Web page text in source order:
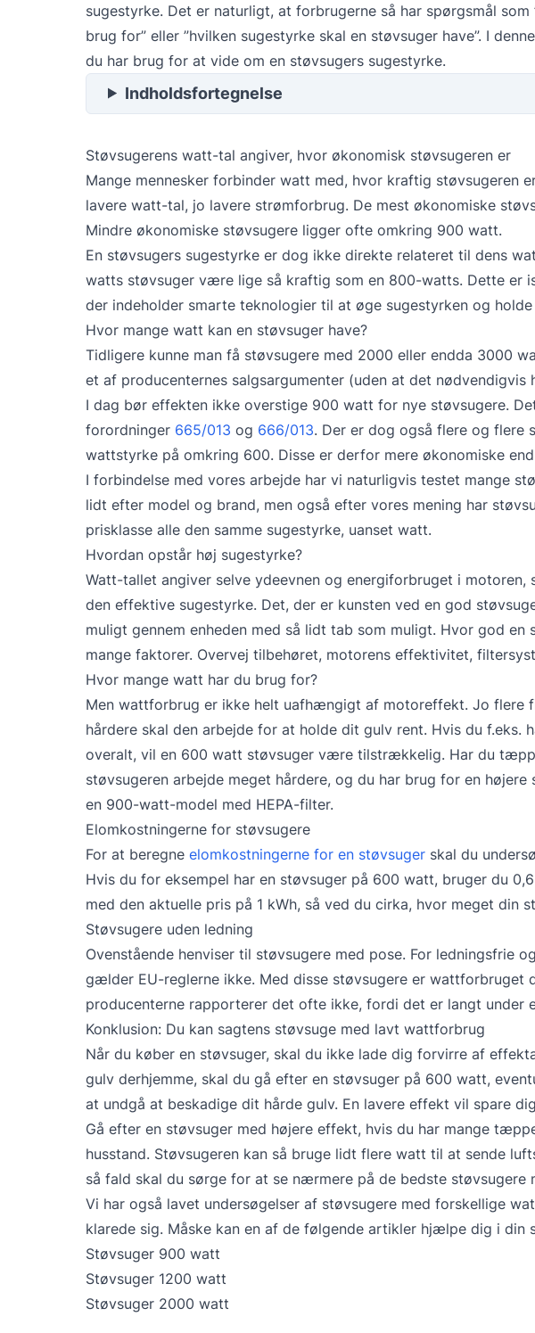
sugestyrke. Det er naturligt, at forbrugerne så har spørgsmål
brug for” eller ”hvilken sugestyrke skal en støvsuger have”. I
du har brug for at vide om en støvsugers sugestyrke.
Indholdsfortegnelse
Støvsugerens watt-tal angiver, hvor økonomisk støvsugeren er
Mange mennesker forbinder watt med, hvor kraftig støvsugeren
lavere watt-tal, jo lavere strømforbrug. De mest økonomiske
Mindre økonomiske støvsugere ligger ofte omkring 900 watt.
En støvsugers sugestyrke er dog ikke direkte relateret til dens
watts støvsuger være lige så kraftig som en 800-watts. Dette er
der indeholder smarte teknologier til at øge sugestyrken og
Hvor mange watt kan en støvsuger have?
Tidligere kunne man få støvsugere med 2000 eller endda 3000
et af producenternes salgsargumenter (uden at det nødvendigvis
I dag bør effekten ikke overstige 900 watt for nye støvsugere.
forordninger 665/013 og 666/013. Der er dog også flere og flere
wattstyrke på omkring 600. Disse er derfor mere økonomiske
I forbindelse med vores arbejde har vi naturligvis testet mange
lidt efter model og brand, men også efter vores mening har
prisklasse alle den samme sugestyrke, uanset watt.
Hvordan opstår høj sugestyrke?
Watt-tallet angiver selve ydeevnen og energiforbruget i motoren,
den effektive sugestyrke. Det, der er kunsten ved en god
muligt gennem enheden med så lidt tab som muligt. Hvor god
mange faktorer. Overvej tilbehøret, motorens effektivitet,
Hvor mange watt har du brug for?
Men wattforbrug er ikke helt uafhængigt af motoreffekt. Jo flere
hårdere skal den arbejde for at holde dit gulv rent. Hvis du f.eks.
overalt, vil en 600 watt støvsuger være tilstrækkelig. Har du
støvsugeren arbejde meget hårdere, og du har brug for en højere
en 900-watt-model med HEPA-filter.
Elomkostningerne for støvsugere
For at beregne elomkostningerne for en støvsuger skal du
Hvis du for eksempel har en støvsuger på 600 watt, bruger du
med den aktuelle pris på 1 kWh, så ved du cirka, hvor meget din
Støvsugere uden ledning
Ovenstående henviser til støvsugere med pose. For ledningsfrie
gælder EU-reglerne ikke. Med disse støvsugere er wattforbruget
producenterne rapporterer det ofte ikke, fordi det er langt under
Konklusion: Du kan sagtens støvsuge med lavt wattforbrug
Når du køber en støvsuger, skal du ikke lade dig forvirre af
gulv derhjemme, skal du gå efter en støvsuger på 600 watt,
at undgå at beskadige dit hårde gulv. En lavere effekt vil spare
Gå efter en støvsuger med højere effekt, hvis du har mange
husstand. Støvsugeren kan så bruge lidt flere watt til at sende
så fald skal du sørge for at se nærmere på de bedste støvsugere
Vi har også lavet undersøgelser af støvsugere med forskellige
klarede sig. Måske kan en af de følgende artikler hjælpe dig i din
Støvsuger 900 watt
Støvsuger 1200 watt
Støvsuger 2000 watt